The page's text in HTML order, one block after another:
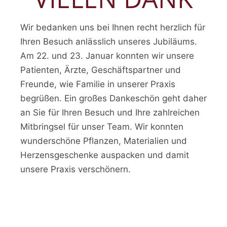
Wir bedanken uns bei Ihnen recht herzlich für
Ihren Besuch anlässlich unseres Jubiläums.
Am 22. und 23. Januar konnten wir unsere
Patienten, Ärzte, Geschäftspartner und
Freunde, wie Familie in unserer Praxis
begrüßen. Ein großes Dankeschön geht daher
an Sie für Ihren Besuch und Ihre zahlreichen
Mitbringsel für unser Team. Wir konnten
wunderschöne Pflanzen, Materialien und
Herzensgeschenke auspacken und damit
unsere Praxis verschönern.